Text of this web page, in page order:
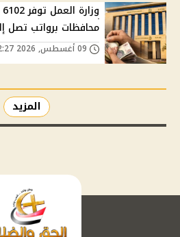
محافظات برواتب تصل إلى 9500
المزيد